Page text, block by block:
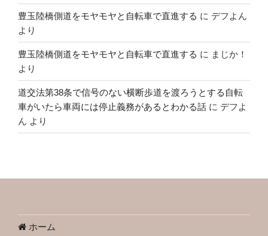
豊玉陸橋側道をモヤモヤと自転車で直進する に デフよん
より
豊玉陸橋側道をモヤモヤと自転車で直進する に まじか！
より
道交法第38条で信号のない横断歩道を渡ろうとする自転
車がいたら車両には停止義務があるとわかる話 に デフよ
ん より
ホーム